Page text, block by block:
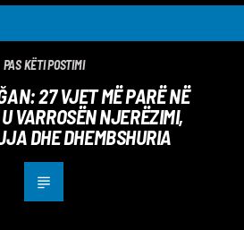
PAS KËTI POSTIMI
27 VJET MË PARË NË
VARROSËN NJERËZIMI,
DHE DHEMBSHURIA